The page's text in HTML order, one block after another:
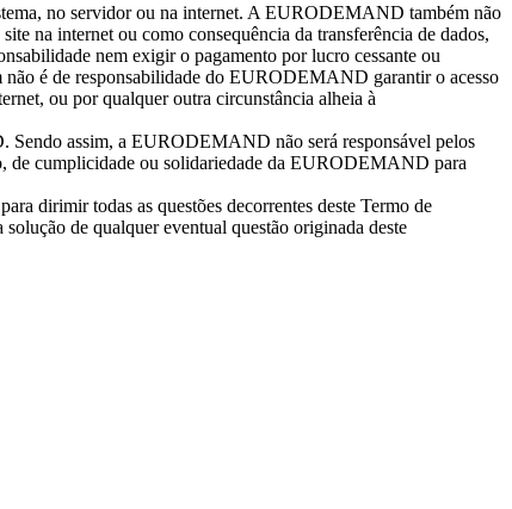
no servidor ou na internet. A EURODEMAND também não
na internet ou como consequência da transferência de dados,
nem exigir o pagamento por lucro cessante ou
não é de responsabilidade do EURODEMAND garantir o acesso
ou por qualquer outra circunstância alheia à
Sendo assim, a EURODEMAND não será responsável pelos
de cumplicidade ou solidariedade da EURODEMAND para
dirimir todas as questões decorrentes deste Termo de
de qualquer eventual questão originada deste